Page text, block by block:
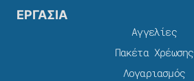
ΕΡΓΑΣΙΑ
Αγγελίες
Πακέτα Χρέωσης​
Λογαριασμός